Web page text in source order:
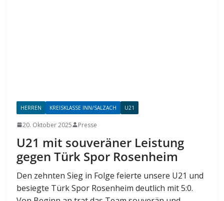
HERREN KREISKLASSE INN/SALZACH U21
20. Oktober 2025 Presse
U21 mit souveräner Leistung
gegen Türk Spor Rosenheim
Den zehnten Sieg in Folge feierte unsere U21 und
besiegte Türk Spor Rosenheim deutlich mit 5:0.